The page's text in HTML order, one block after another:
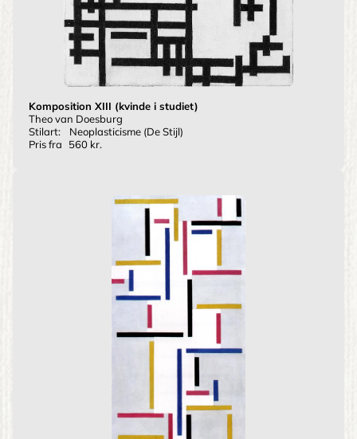
Komposition XIII (kvinde i studiet)
Theo van Doesburg
Stilart:
Neoplasticisme (De Stijl)
Pris fra
560 kr.